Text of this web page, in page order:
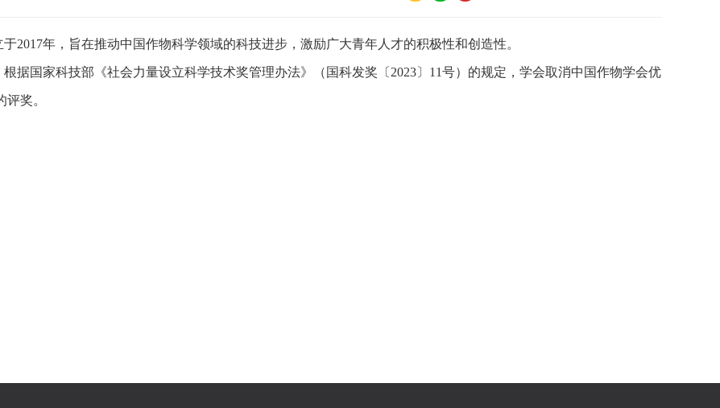
2017年，旨在推动中国作物科学领域的科技进步，激励广大青年人才的积极性和创造性。
根据国家科技部《社会力量设立科学技术奖管理办法》（国科发奖〔2023〕11号）的规定，学会取消中国作物学会优
奖。